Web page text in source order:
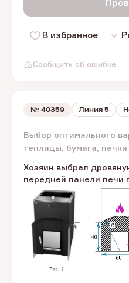
Сообщить об ошибке
В избранное
№ 40359 Линия 5
Выбор оптимального
теплицы, бумага, печки
Хозяин выбрал
передней панели печи